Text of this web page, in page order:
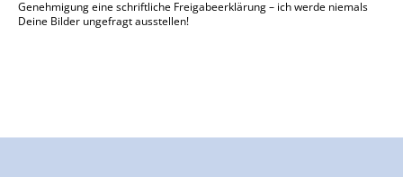
Genehmigung eine schriftliche Freigabeerklärung – ich werde niemals
Deine Bilder ungefragt ausstellen!